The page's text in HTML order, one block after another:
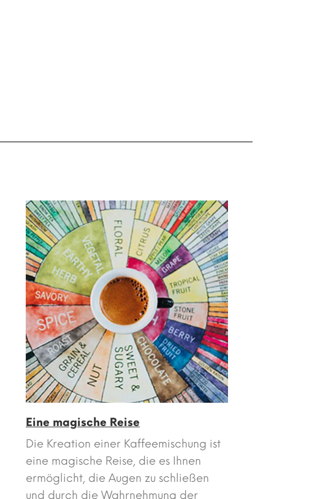
Eine magische Reise
Die Kreation einer Kaffeemischung ist
eine magische Reise, die es Ihnen
ermöglicht, die Augen zu schließen
und durch die Wahrnehmung der